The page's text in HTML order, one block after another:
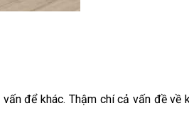
để khác. Thậm chí cả vấn đề về